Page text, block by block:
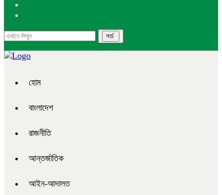
হোম
বাংলাদেশ
রাজনীতি
আন্তর্জাতিক
আইন-আদালত